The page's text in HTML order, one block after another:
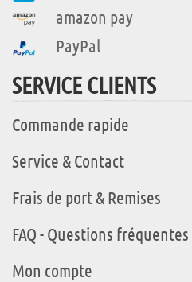
amazon pay
PayPal
SERVICE CLIENTS
Commande rapide
Service & Contact
Frais de port & Remises
FAQ - Questions fréquentes
Mon compte